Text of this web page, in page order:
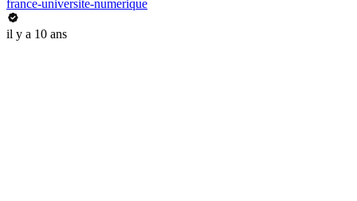
france-universite-numerique
il y a 10 ans